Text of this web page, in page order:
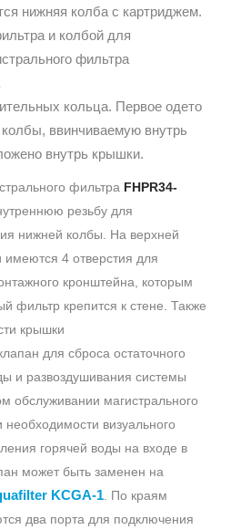
нижняя колба с картриджем.
и колбой для
фильтра
кольца. Первое одето
ввинчиваемую внутрь
внутрь крышки.
фильтра FHPR34-
резьбу для
нижней колбы. На верхней
имеются 4 отверстия для
кронштейна, которым
фильтр крепится к стене. Также
крышки
для сброса остаточного
и развоздушивания системы
обслуживании магистрального
визуального
горячей воды на входе в
может быть заменен на
KCGA-1 . По краям
два порта для подключения